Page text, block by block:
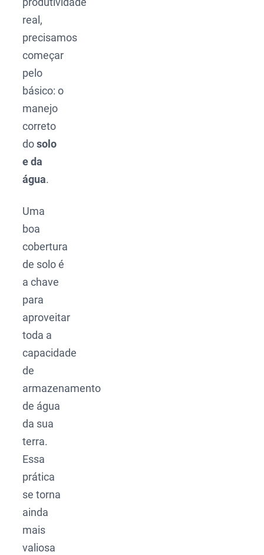
real,
precisamos
começar
pelo
básico: o
manejo
correto
dosolo
e da
água.
Uma
boa
cobertura
de solo é
a chave
para
aproveitar
toda a
capacidade
de
armazenamento
de água
da sua
terra.
Essa
prática
se torna
ainda
mais
valiosa